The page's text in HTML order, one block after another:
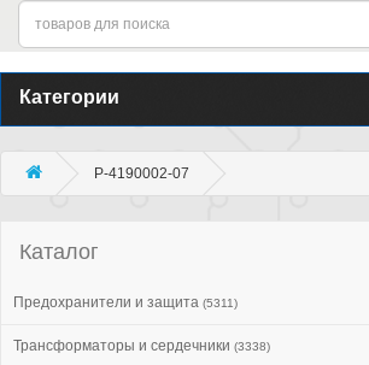
Категории
P-4190002-07
Каталог
Предохранители и защита (5311)
Трансформаторы и сердечники (3338)